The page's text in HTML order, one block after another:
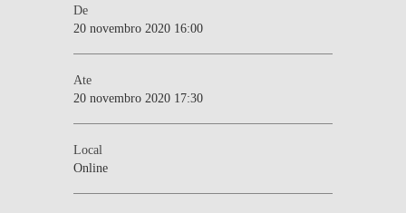
De
20 novembro 2020 16:00
Ate
20 novembro 2020 17:30
Local
Online